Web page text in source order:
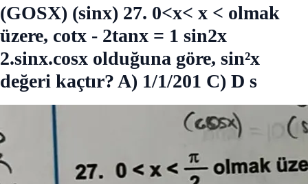
(GOSX) (sinx) 27. 0<x< x < olmak
üzere, cotx - 2tanx = 1 sin2x
2.sinx.cosx olduğuna göre, sin²x
değeri kaçtır? A) 1/1/201 C) D s